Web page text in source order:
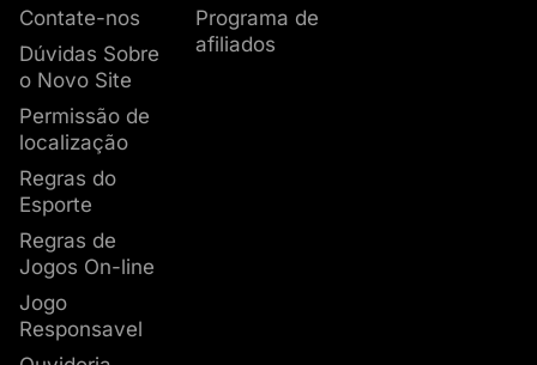
Contate-nos
Dúvidas Sobre
o Novo Site
Permissão de
localização
Regras do
Esporte
Regras de
Jogos On-line
Jogo
Responsavel
Programa de
afiliados